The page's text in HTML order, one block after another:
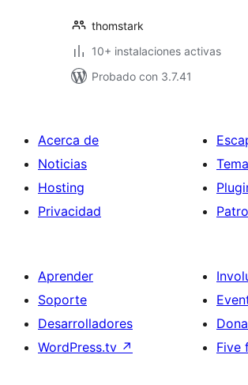
thomstark
10+ instalaciones activas
Probado con 3.7.41
Acerca de
Noticias
Hosting
Privacidad
Aprender
Soporte
Desarrolladores
WordPress.tv ↗
Five